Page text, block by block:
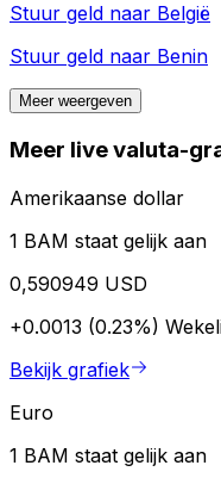
Stuur geld naar België
Stuur geld naar Benin
Meer weergeven
Meer live valuta-
Amerikaanse dollar
1 BAM staat gelijk aan
0,590949 USD
+0.0013 (0.23%)
Bekijk grafiek
Euro
1 BAM staat gelijk aan